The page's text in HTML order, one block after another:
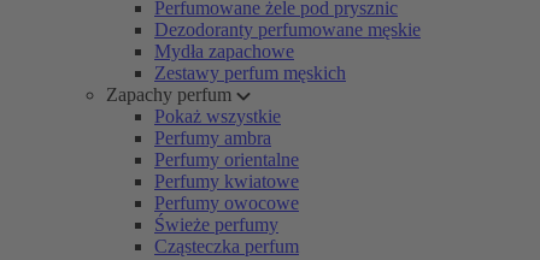
Perfumowane żele pod prysznic
Dezodoranty perfumowane męskie
Mydła zapachowe
Zestawy perfum męskich
Zapachy perfum
Pokaż wszystkie
Perfumy ambra
Perfumy orientalne
Perfumy kwiatowe
Perfumy owocowe
Świeże perfumy
Cząsteczka perfum